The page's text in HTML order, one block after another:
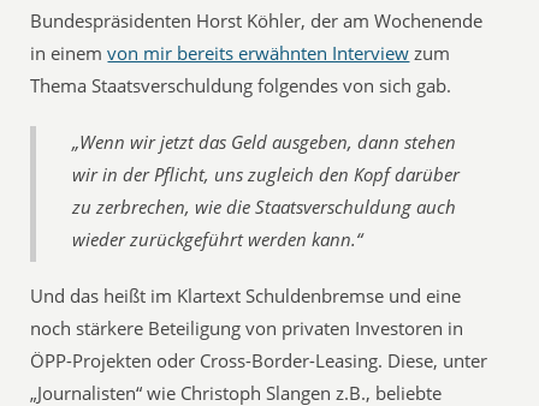
Bundespräsidenten Horst Köhler, der am Wochenende
in einemvon mir bereits erwähnten Interview zum
Thema Staatsverschuldung folgendes von sich gab.
„Wenn wir jetzt das Geld ausgeben, dann stehen
wir in der Pflicht, uns zugleich den Kopf darüber
zu zerbrechen, wie die Staatsverschuldung auch
wieder zurückgeführt werden kann.“
Und das heißt im Klartext Schuldenbremse und eine
noch stärkere Beteiligung von privaten Investoren in
ÖPP-Projekten oder Cross-Border-Leasing. Diese, unter
„Journalisten“ wie Christoph Slangen z.B., beliebte